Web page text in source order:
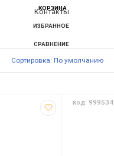
Контакты
КОРЗИНА
ИЗБРАННОЕ
СРАВНЕНИЕ
Сортировка: По умолчанию
код: 999534